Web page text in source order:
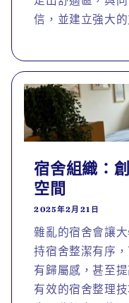
信，並建立強大的
宿舍組織：
空間
2025年2月21日
雜亂的宿舍會讓
持宿舍整潔有序
有歸屬感，甚至
有效的宿舍整理